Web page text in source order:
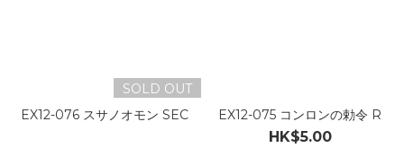
SOLD OUT
EX12-076 スサノオモン SEC
EX12-075 コンロンの勅令 R
HK$5.00